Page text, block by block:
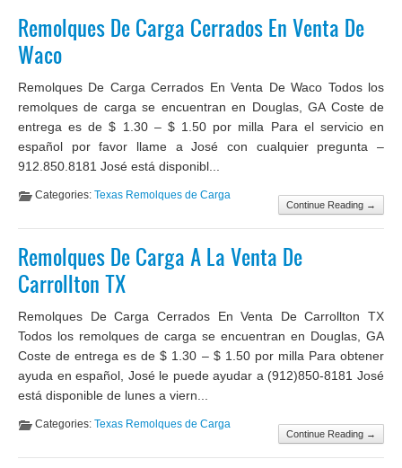
Remolques De Carga Cerrados En Venta De
Waco
Remolques De Carga Cerrados En Venta De Waco Todos los
remolques de carga se encuentran en Douglas, GA Coste de
entrega es de $ 1.30 – $ 1.50 por milla Para el servicio en
español por favor llame a José con cualquier pregunta –
912.850.8181 José está disponibl...
Continue Reading →
Categories: Texas Remolques de Carga
Remolques De Carga A La Venta De
Carrollton TX
Remolques De Carga Cerrados En Venta De Carrollton TX
Todos los remolques de carga se encuentran en Douglas, GA
Coste de entrega es de $ 1.30 – $ 1.50 por milla Para obtener
ayuda en español, José le puede ayudar a (912)850-8181 José
está disponible de lunes a viern...
Continue Reading →
Categories: Texas Remolques de Carga